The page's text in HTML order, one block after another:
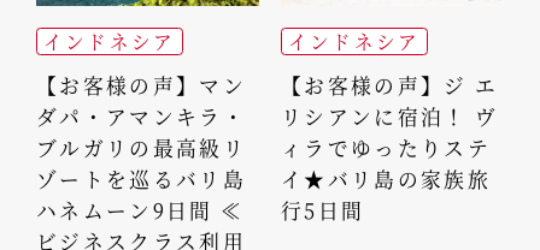
インドネシア
【お客様の声】マン
ダパ・アマンキラ・
ブルガリの最高級リ
ゾートを巡るバリ島
ハネムーン9日間 ≪
ビジネスクラス利用
インドネシア
【お客様の声】ジ エ
リシアンに宿泊！ ヴ
ィラでゆったりステ
イ★バリ島の家族旅
行5日間